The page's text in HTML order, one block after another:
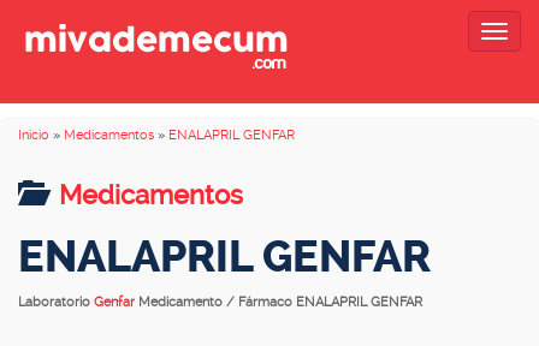
Inicio » Medicamentos » ENALAPRIL GENFAR
Medicamentos
ENALAPRIL GENFAR
Laboratorio Genfar Medicamento / Fármaco ENALAPRIL GENFAR